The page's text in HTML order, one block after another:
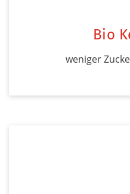
Bio
weniger